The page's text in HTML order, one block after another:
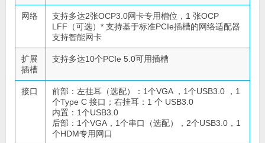
网络
支持多达2张OCP3.0网卡专用槽位，1 张OCP
LFF（可选）* 支持基于标准PCIe插槽的网络适配器
支持智能网卡
扩展
插槽
支持多达10个PCIe 5.0可用插槽
接口
前部：左挂耳（选配）：1个VGA ，1个USB3.0 ，1
个Type C 接口；右挂耳：1 个 USB3.0
内置：1个USB3.0
后部：1个VGA，1个串口（选配），2个USB3.0，1
个HDM专用网口